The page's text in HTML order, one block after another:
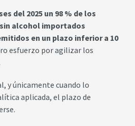
del 2025 un 98 % de los
alcohol importados
en un plazo inferior a 10
esfuerzo por agilizar los
y únicamente cuando lo
aplicada, el plazo de